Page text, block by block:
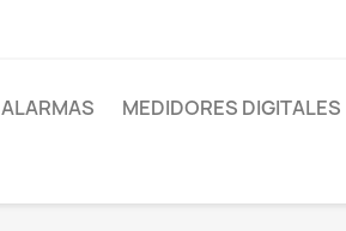
ALARMAS MEDIDORES DIGITALES